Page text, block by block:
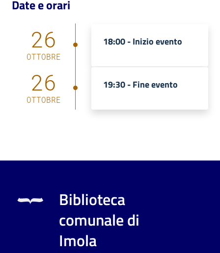
Date e orari
26
OTTOBRE
18:00 -Inizio evento
26
OTTOBRE
19:30 -Fine evento
Biblioteca
comunale di
Imola